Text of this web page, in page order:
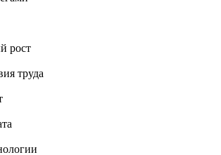
рост
труда